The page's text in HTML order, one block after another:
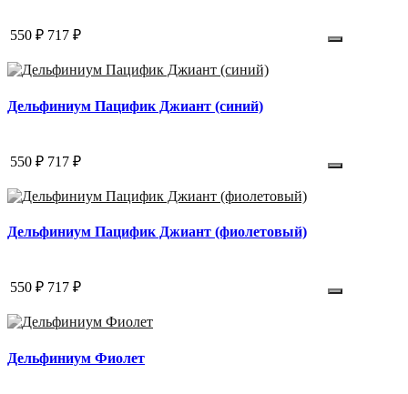
550 ₽ 717 ₽
Дельфиниум Пацифик Джиант (синий)
550 ₽ 717 ₽
Дельфиниум Пацифик Джиант (фиолетовый)
550 ₽ 717 ₽
Дельфиниум Фиолет